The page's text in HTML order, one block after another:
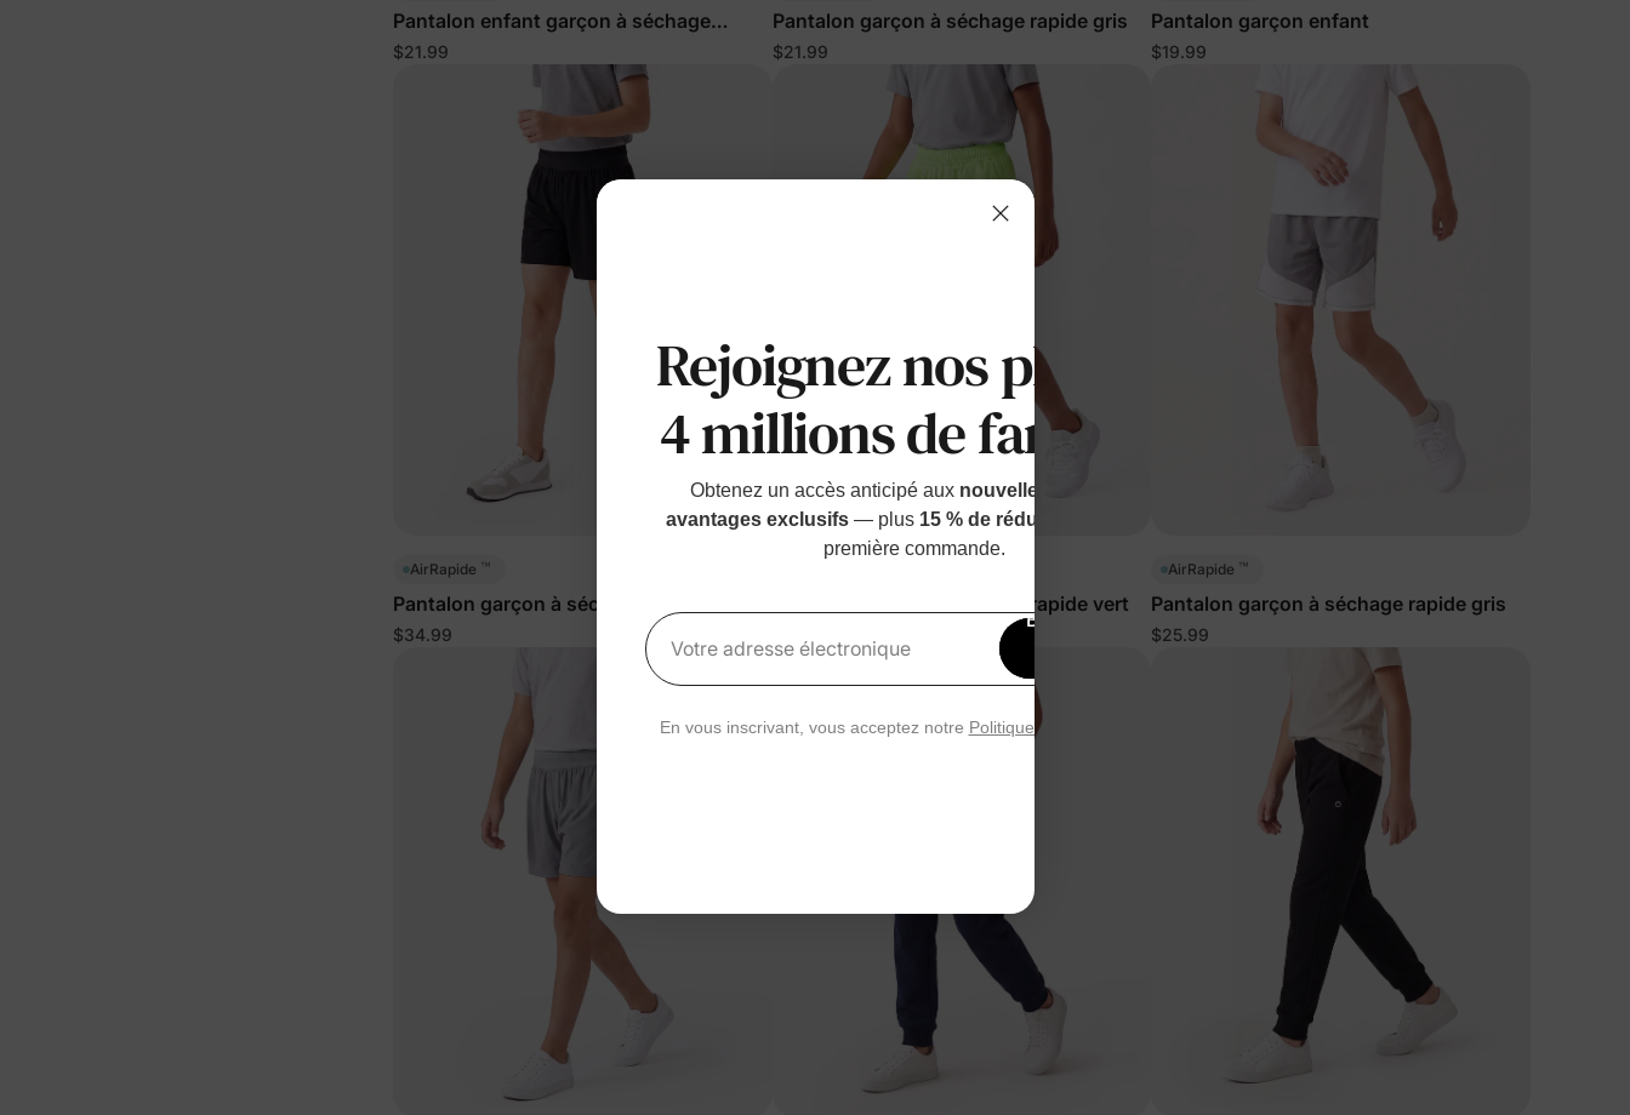
Pantalon enfant garçon à séchage
rapide bleu profond
$21.99
Pantalon garçon à séchage rapide gris
$21.99
Pantalon garçon enfant
$19.99
AirRapide ™
Pantalon garçon à séchage rapide noir
$34.99
Pantalon garçon à séchage rapide vert
AirRapide ™
Pantalon garçon à séchage rapide gris
$25.99
Rejoignez nos plus de
4 millions de familles
Obtenez un accès anticipé aux nouvelles sorties et
avantages exclusifs— plus 15 % de réduction
première commande.
Votre adresse électronique
Bénéficiez de
En vous inscrivant, vous acceptez notre Politique de confidentialité